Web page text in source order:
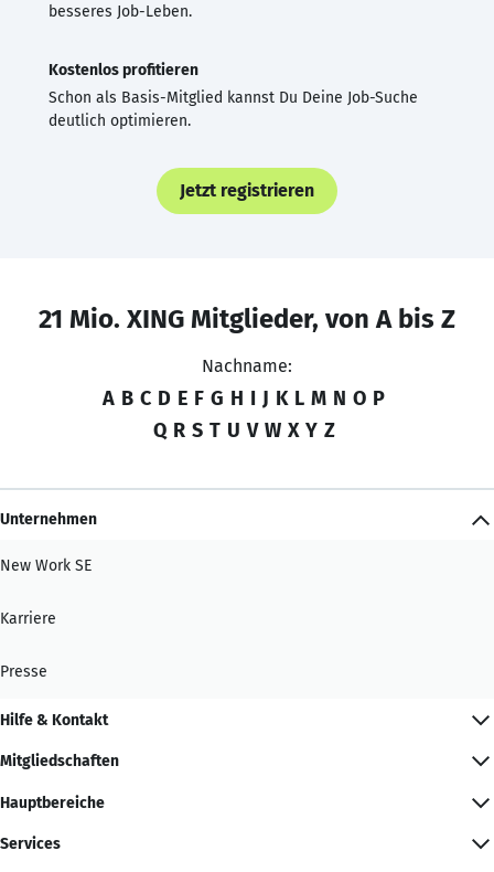
besseres Job-Leben.
Kostenlos profitieren
Schon als Basis-Mitglied kannst Du Deine Job-Suche
deutlich optimieren.
Jetzt registrieren
21 Mio. XING Mitglieder, von A bis Z
Nachname:
A B C D E F G H I J K L M N O P
Q R S T U V W X Y Z
Unternehmen
New Work SE
Karriere
Presse
Hilfe & Kontakt
Mitgliedschaften
Hauptbereiche
Services